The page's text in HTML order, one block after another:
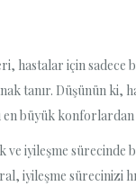
hastalar için
tanır. Düşünün ki,
en büyük
iyileşme sürecinde
iyileşme sürecinizi